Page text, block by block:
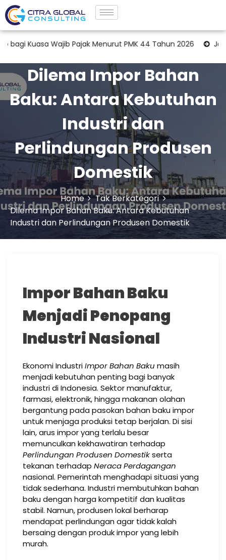
Wajib Pajak Menurut PMK 44 Tahun 2026 Jasa Tax
Dilema Impor Bahan
Baku: Antara Kebutuhan
Industri dan
Perlindungan Produsen
Domestik
Home
Tak Berkategori
Dilema Impor Bahan Baku: Antara Kebutuhan
Industri dan Perlindungan Produsen Domestik
Impor Bahan Baku
Menjadi Penopang
Industri Nasional
Ekonomi IndustriImpor Bahan Baku masih
menjadi kebutuhan penting bagi banyak
industri di Indonesia. Sektor manufaktur,
farmasi, elektronik, hingga makanan olahan
bergantung pada pasokan bahan baku impor
untuk menjaga produksi tetap berjalan. Di sisi
lain, arus impor yang terlalu besar
memunculkan kekhawatiran terhadap
Perlindungan Produsen Domestikserta
tekanan terhadap Neraca Perdagangan
nasional. Pemerintah menghadapi situasi yang
tidak sederhana. Industri membutuhkan bahan
baku dengan harga kompetitif dan kualitas
stabil. Namun, produsen lokal berharap
mendapat perlindungan agar tidak kalah
bersaing dengan produk impor yang lebih
murah.